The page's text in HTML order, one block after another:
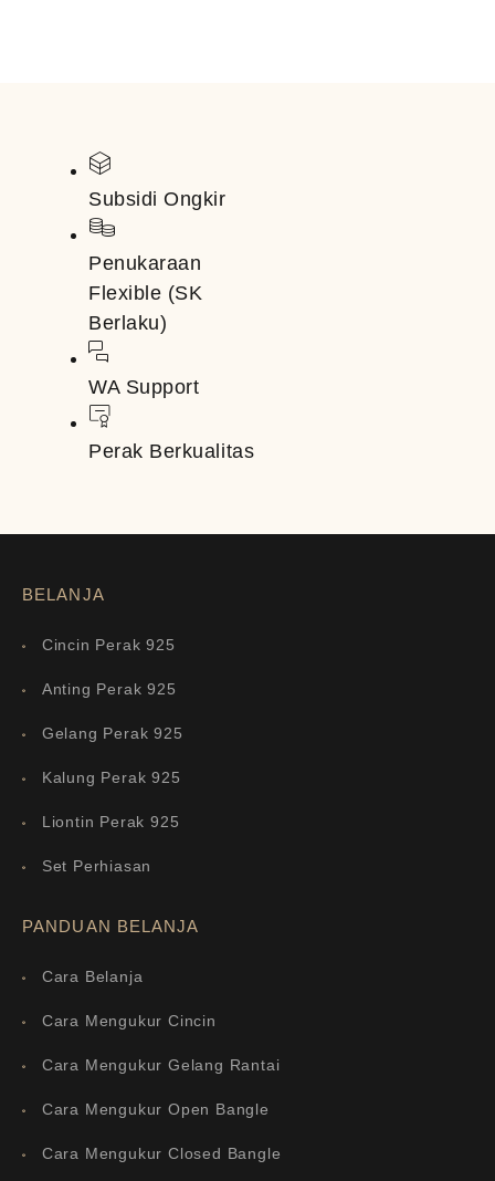
Subsidi Ongkir
Penukaraan
Flexible (SK
Berlaku)
WA Support
Perak Berkualitas
BELANJA
Cincin Perak 925
Anting Perak 925
Gelang Perak 925
Kalung Perak 925
Liontin Perak 925
Set Perhiasan
PANDUAN BELANJA
Cara Belanja
Cara Mengukur Cincin
Cara Mengukur Gelang Rantai
Cara Mengukur Open Bangle
Cara Mengukur Closed Bangle